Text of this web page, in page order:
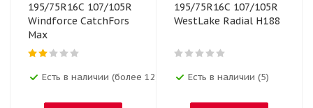
195/75R16C 107/105R
Windforce CatchFors
Max
Есть в наличии (более 12)
195/75R16C 107/105R
WestLake Radial H188
Есть в наличии (5)